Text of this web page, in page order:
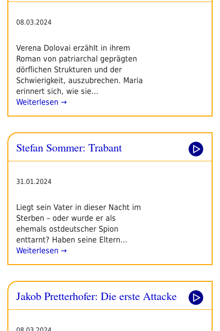
08.03.2024
Verena Dolovai erzählt in ihrem
Roman von patriarchal geprägten
dörflichen Strukturen und der
Schwierigkeit, auszubrechen. Maria
erinnert sich, wie sie…
Weiterlesen →
Stefan Sommer: Trabant
31.01.2024
Liegt sein Vater in dieser Nacht im
Sterben – oder wurde er als
ehemals ostdeutscher Spion
enttarnt? Haben seine Eltern…
Weiterlesen →
Jakob Pretterhofer: Die erste Attacke